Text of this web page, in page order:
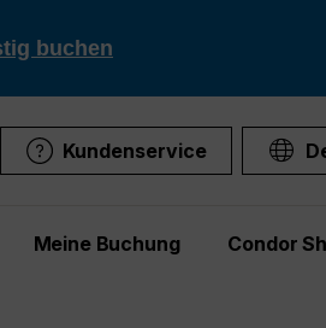
buchen
Kundenservice
Meine Buchung Condor